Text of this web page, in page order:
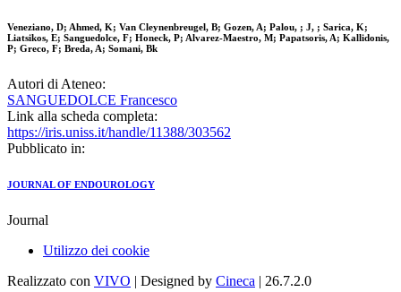
Veneziano, D; Ahmed, K; Van Cleynenbreugel, B; Gozen, A; Palou, ; J, ; Sarica, K;
Liatsikos, E; Sanguedolce, F; Honeck, P; Alvarez-Maestro, M; Papatsoris, A; Kallidonis,
P; Greco, F; Breda, A; Somani, Bk
Autori di Ateneo:
SANGUEDOLCE Francesco
Link alla scheda completa:
https://iris.uniss.it/handle/11388/303562
Pubblicato in:
JOURNAL OF ENDOUROLOGY
Journal
Utilizzo dei cookie
Realizzato con VIVO | Designed by Cineca | 26.7.2.0